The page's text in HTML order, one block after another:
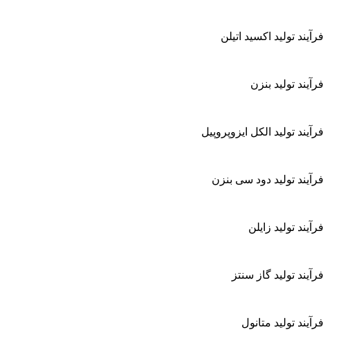
فرآیند تولید اکسید اتیلن
فرآیند تولید بنزن
فرآیند تولید الکل ایزوپروپیل
فرآیند تولید دود سی بنزن
فرآیند تولید زایلن
فرآیند تولید گاز سنتز
فرآیند تولید متانول